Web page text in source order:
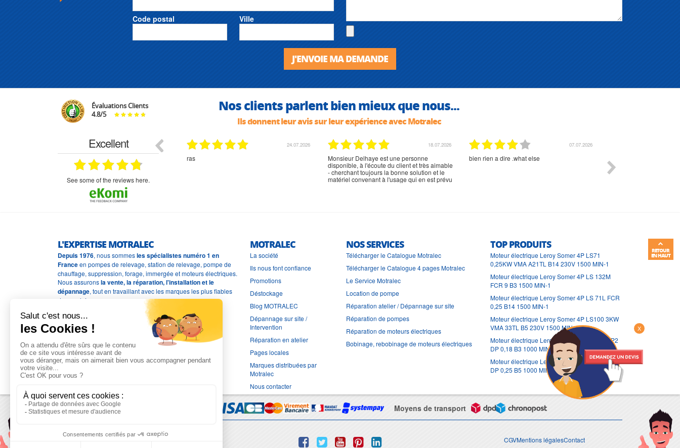
Code postal Ville
J'ENVOIE MA DEMANDE
Évaluations Clients
4.8/5 Nos clients parlent bien mieux que nous...
Ils donnent leur avis sur leur expérience avec Motralec
Excellent
see some of the reviews here.
29.03.2026
bonjour commande pompe puit malgré un
appel en dehors des heures d ouverture votre
commercial a géré ma demande le devis reçu
immédiatement un fois le paiement effectue la
commande a été valider l envoi a été un peu
long mais dans l ensemble très satisfait
24.07.2026
ras
18.07.2026
Monsieur Delhaye est une personne
disponible, à l'écoute du client et très aimable
- cherchant toujours la bonne solution et le
matériel convenant à l'usage qui en est prévu
07.07.2026
bien rien a dire .what else
L'EXPERTISE MOTRALEC
Depuis 1976, nous sommesles spécialistes numéro 1 en
Franceen pompes de relevage, station de relevage, pompe de
chauffage, suppression, forage, immergée et moteurs électriques.
Nous assuronsla vente, la réparation, l'installation et le
dépannage, tout en travaillant avec les marques les plus fiables
du marché.
MOTRALEC
La société
Ils nous font confiance
Promotions
Déstockage
Blog MOTRALEC
Dépannage sur site /
Intervention
Réparation en atelier
Pages locales
Marques distribuées par
Motralec
Nous contacter
NOS SERVICES
Télécharger le Catalogue Motralec
Télécharger le Catalogue 4 pages Motralec
Le Service Motralec
Location de pompe
Réparation atelier / Dépannage sur site
Réparation de pompes
Réparation de moteurs électriques
Bobinage, rebobinage de moteurs électriques
TOP PRODUITS
Moteur électrique Leroy Somer 4P LS71
0,25KW VMA A21TL B14 230V 1500 MIN-1
Moteur électrique Leroy Somer 4P LS 132M
FCR 9 B3 1500 MIN-1
Moteur électrique Leroy Somer 4P LS 71L FCR
0,25 B14 1500 MIN-1
Moteur électrique Leroy Somer 4P LS100 3KW
VMA 33TL B5 230V 1500 MIN-1
Moteur électrique Leroy Somer 6P LS 71 FAP2
DP 0,18 B3 1000 MIN-1
Moteur électrique Leroy Somer 6P LS 80L FAP2
DP 0,25 B5 1000 MIN-1
Moyens de transport
CGVMentions légalesContact
X
RETOUR
EN HAUT